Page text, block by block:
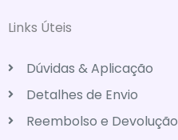
Links Úteis
Dúvidas & Aplicação
Detalhes de Envio
Reembolso e Devolução